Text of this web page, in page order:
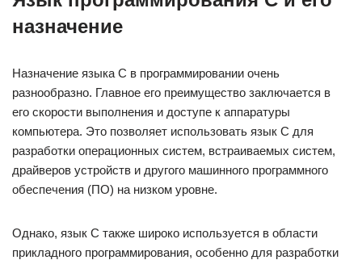
назначение
Назначение языка C в программировании очень
разнообразно. Главное его преимущество заключается в
его скорости выполнения и доступе к аппаратуры
компьютера. Это позволяет использовать язык C для
разработки операционных систем, встраиваемых систем,
драйверов устройств и другого машинного программного
обеспечения (ПО) на низком уровне.
Однако, язык C также широко используется в области
прикладного программирования, особенно для разработки